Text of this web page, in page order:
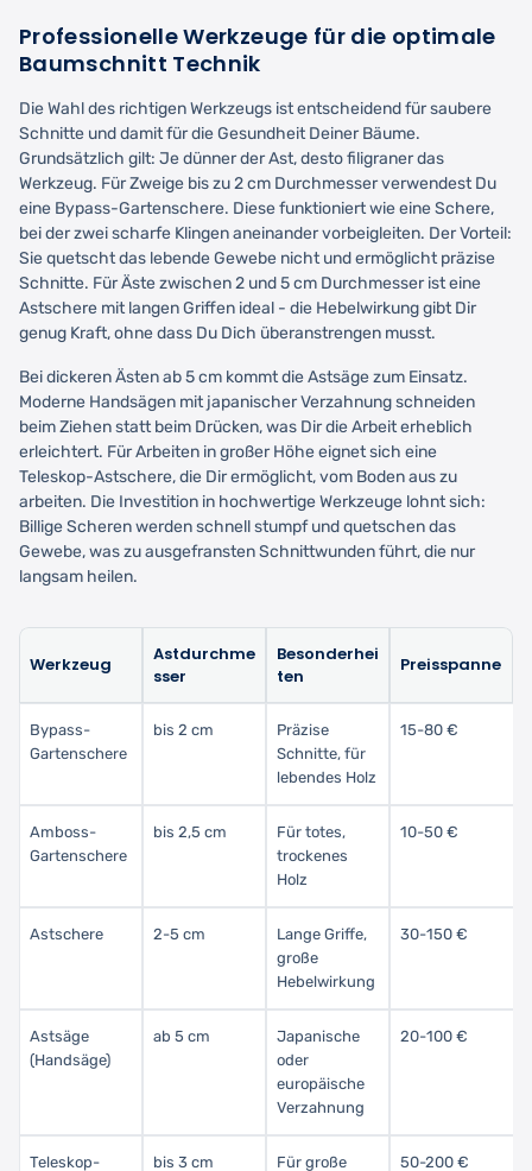
Professionelle Werkzeuge für die optimale
Baumschnitt Technik
Die Wahl des richtigen Werkzeugs ist entscheidend für saubere
Schnitte und damit für die Gesundheit Deiner Bäume.
Grundsätzlich gilt: Je dünner der Ast, desto filigraner das
Werkzeug. Für Zweige bis zu 2 cm Durchmesser verwendest Du
eine Bypass-Gartenschere. Diese funktioniert wie eine Schere,
bei der zwei scharfe Klingen aneinander vorbeigleiten. Der Vorteil:
Sie quetscht das lebende Gewebe nicht und ermöglicht präzise
Schnitte. Für Äste zwischen 2 und 5 cm Durchmesser ist eine
Astschere mit langen Griffen ideal - die Hebelwirkung gibt Dir
genug Kraft, ohne dass Du Dich überanstrengen musst.
Bei dickeren Ästen ab 5 cm kommt die Astsäge zum Einsatz.
Moderne Handsägen mit japanischer Verzahnung schneiden
beim Ziehen statt beim Drücken, was Dir die Arbeit erheblich
erleichtert. Für Arbeiten in großer Höhe eignet sich eine
Teleskop-Astschere, die Dir ermöglicht, vom Boden aus zu
arbeiten. Die Investition in hochwertige Werkzeuge lohnt sich:
Billige Scheren werden schnell stumpf und quetschen das
Gewebe, was zu ausgefransten Schnittwunden führt, die nur
langsam heilen.
Werkzeug
Astdurchme
sser
Besonderhei
ten
Preisspanne
Bypass-
Gartenschere
bis 2 cm
Präzise
Schnitte, für
lebendes Holz
15-80 €
Amboss-
Gartenschere
bis 2,5 cm
Für totes,
trockenes
Holz
10-50 €
Astschere 2-5 cm
Lange Griffe,
große
Hebelwirkung
30-150 €
Astsäge
(Handsäge)
ab 5 cm
Japanische
oder
europäische
Verzahnung
20-100 €
Teleskop- bis 3 cm Für große 50-200 €